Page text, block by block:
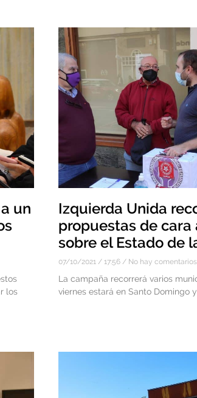
un
los
Izquierda Unida
propuestas de cara
sobre el Estado de
07/10/2021 17:56 No hay comentarios
La campaña recorrerá varios
viernes estará en Santo Domingo